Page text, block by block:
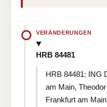
VERÄNDERUNGEN
HRB 84481
HRB 84481: ING
am Main,
Frankfurt am